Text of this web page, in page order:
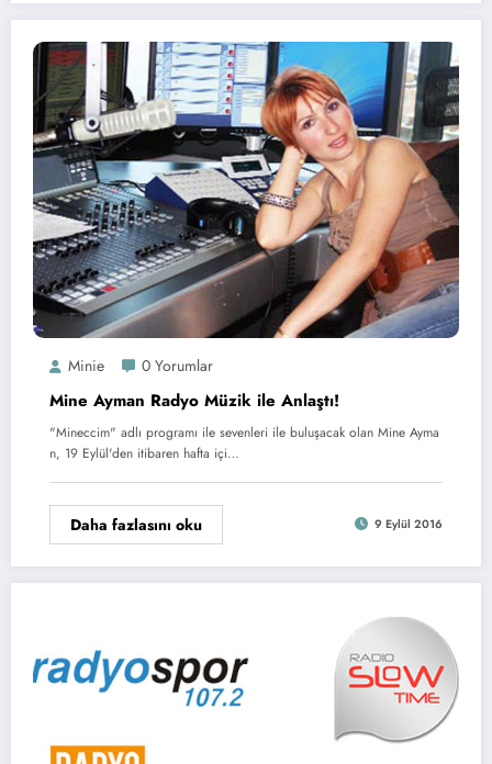
Minie 0 Yorumlar
Mine Ayman Radyo Müzik ile Anlaştı!
"Mineccim" adlı programı ile sevenleri ile buluşacak olan Mine Ayma
n, 19 Eylül'den itibaren hafta içi…
Daha fazlasını oku 9 Eylül 2016